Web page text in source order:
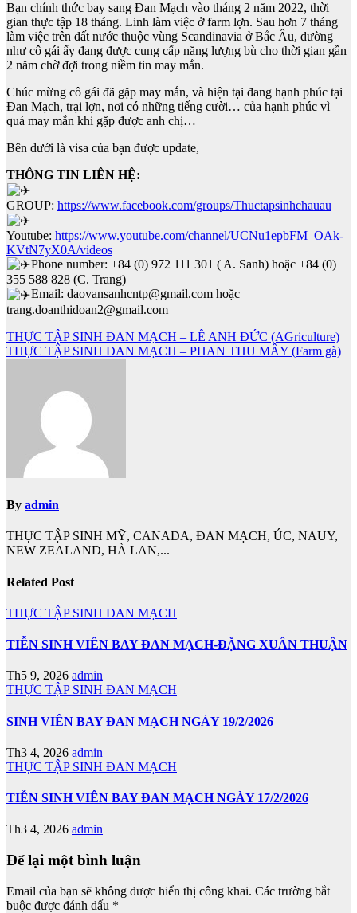
Bạn chính thức bay sang Đan Mạch vào tháng 2 năm 2022, thời
gian thực tập 18 tháng. Linh làm việc ở farm lợn. Sau hơn 7 tháng
làm việc trên đất nước thuộc vùng Scandinavia ở Bắc Âu, dường
như cô gái ấy đang được cung cấp năng lượng bù cho thời gian gần
2 năm chờ đợi trong niềm tin may mắn.
Chúc mừng cô gái đã gặp may mắn, và hiện tại đang hạnh phúc tại
Đan Mạch, trại lợn, nơi có những tiếng cười… của hạnh phúc vì
quá may mắn khi gặp được anh chị…
Bên dưới là visa của bạn được update,
THÔNG TIN LIÊN HỆ:
GROUP: https://www.facebook.com/groups/Thuctapsinhchauau
Youtube: https://www.youtube.com/channel/UCNu1epbFM_OAk-
KVtN7yX0A/videos
Phone number: +84 (0) 972 111 301 ( A. Sanh) hoặc +84 (0)
355 588 828 (C. Trang)
Email: daovansanhcntp@gmail.com hoặc
trang.doanthidoan2@gmail.com
Điều
hướng
THỰC TẬP SINH ĐAN MẠCH – LÊ ANH ĐỨC (AGriculture)
THỰC TẬP SINH ĐAN MẠCH – PHAN THU MÂY (Farm gà)
By admin
THỰC TẬP SINH MỸ, CANADA, ĐAN MẠCH, ÚC, NAUY,
NEW ZEALAND, HÀ LAN,...
Related Post
THỰC TẬP SINH ĐAN MẠCH
TIỄN SINH VIÊN BAY ĐAN MẠCH-ĐẶNG XUÂN THUẬN
Th5 9, 2026 admin
THỰC TẬP SINH ĐAN MẠCH
SINH VIÊN BAY ĐAN MẠCH NGÀY 19/2/2026
Th3 4, 2026 admin
THỰC TẬP SINH ĐAN MẠCH
TIỄN SINH VIÊN BAY ĐAN MẠCH NGÀY 17/2/2026
Th3 4, 2026 admin
Để lại một bình luận
Email của bạn sẽ không được hiển thị công khai. Các trường bắt
buộc được đánh dấu *